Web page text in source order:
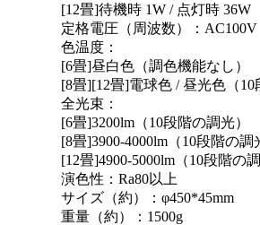
[12畳]待機時 1W / 点灯時 36W
定格電圧（周波数）：AC100V
色温度：
[6畳]昼白色（調色機能なし）
[8畳][12畳]電球色 / 昼光色（10
全光束：
[6畳]3200lm（10段階の調光）
[8畳]3900-4000lm（10段階の調
[12畳]4900-5000lm（10段階の調
演色性：Ra80以上
サイズ（約）：φ450*45mm
重量（約）：1500g